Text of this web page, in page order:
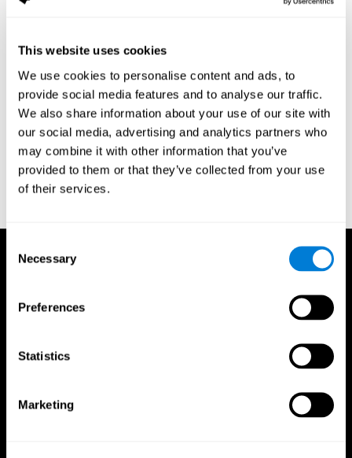
This website uses cookies
We use cookies to personalise content and ads, to
provide social media features and to analyse our traffic.
We also share information about your use of our site with
our social media, advertising and analytics partners who
may combine it with other information that you’ve
provided to them or that they’ve collected from your use
of their services.
Selection
Necessary
Preferences
Statistics
Marketing
Evelyn Shatil, Jaroslava Mikulecká, Francesco Bellotti, Vladimír
Burěs - Novel Television-Based Cognitive Training Improves
Working Memory and Executive Function - PLoS ONE July 03,
2014. 10.1371/journal.pone.0101472
Horowitz-Kraus T, Breznitz Z. - Can the error detection
mechanism benefit from training the working memory? A
comparison between dyslexics and controls- an ERP study -